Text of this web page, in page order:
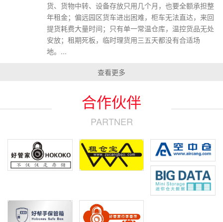
货、货物中转、设备存放只用几个月，也要全额承担整
年租金；偏远园区货车进出困难，柜车无法直达，来回
提货耗费大量时间；只有单一常温仓库，温控货品无处
安放；租期死板，临时理货用三五天都没有合适场
地。...
查看更多
合作伙伴
PARTNER